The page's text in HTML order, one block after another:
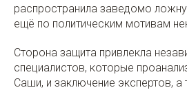
распространила заведомо
ещё по политическим мотивам
Сторона защита привлекла
специалистов, которые
Саши, и заключение экспертов,